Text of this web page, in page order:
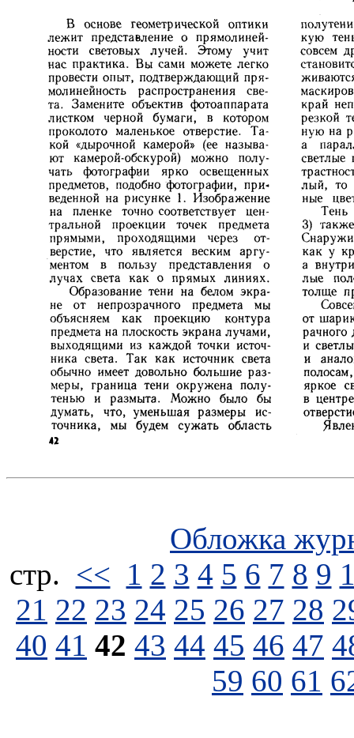
Обложка
стp. << 1 2 3 4 5 6 7 8 9
21 22 23 24 25 26 27 28
40 41 42 43 44 45 46 47
59 60 61